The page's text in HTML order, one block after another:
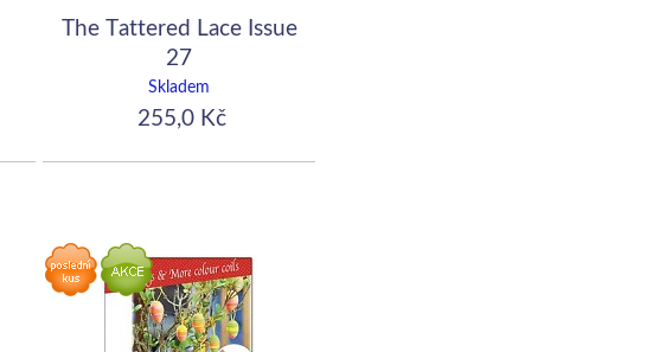
The Tattered Lace Issue
27
Skladem
255,0 Kč